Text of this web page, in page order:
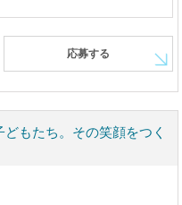
応募する
もたち。その笑顔をつく